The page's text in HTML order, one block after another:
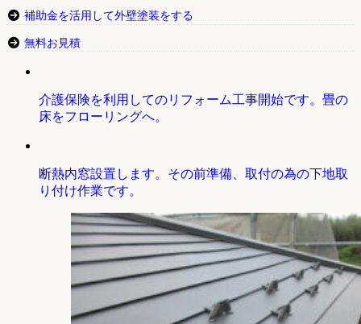
補助金を活用して外壁塗装をする
無料お見積
介護保険を利用してのリフォーム工事開始です。畳の
床をフローリングへ。
断熱内窓設置します。その前準備、取付の為の下地取
り付け作業です。